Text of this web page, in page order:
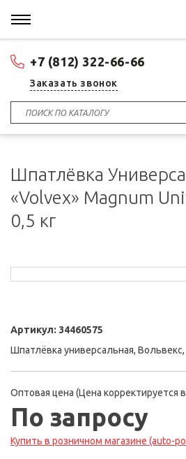
+7 (812) 322-66-66
Заказать звонок
Шпатлёвка
«Volvex» Magnum
0,5 кг
Артикул: 34460575
Шпатлёвка универсальная,
Оптовая цена (Цена корректируется
По запросу
Купить в розничном магазине (auto-